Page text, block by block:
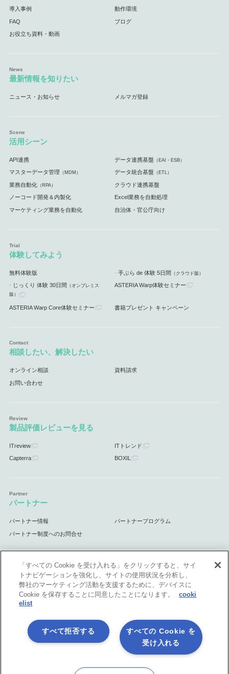
導入事例 動作環境
FAQ ブログ
お役立ち資料・動画
最新情報を知りたい
ニュース・お知らせ メルマガ登録
活用シーン
API連携 データ連携基盤 （EAI・ESB）
マスターデータ管理 （MDM） データ統合基盤 （ETL）
業務自動化（RPA） クラウド連携基盤
ノーコード開発＆内製化 Excel業務を自動処理
マーケティング業務を自動化 自治体・官公庁向け
体験してみよう
無料体験版 手ぶら de 体験 5日間 （クラウド版）
じっくり 体験 30日間 （オンプレミス
版）
ASTERIA Warp体験セミナー
ASTERIA Warp Core体験セミナー 書籍プレゼント キャンペーン
相談したい、解決したい
オンライン相談 資料請求
お問い合わせ
製品評価レビューを見る
ITreview ITトレンド
Capterra BOXIL
パートナー
パートナー情報 パートナープログラム
パートナー制度へのお問合せ
サポート
サポート情報
各社商標について
会社情報
「すべての Cookie を受け入れる」をクリックすると、サイ
トナビゲーションを強化し、サイトの使用状況を分析し、
弊社のマーケティング活動を支援するために、デバイスに
Cookie を保存することに同意したことになります。
cooki
elist
すべての Cookie を
受け入れる
すべて拒否する